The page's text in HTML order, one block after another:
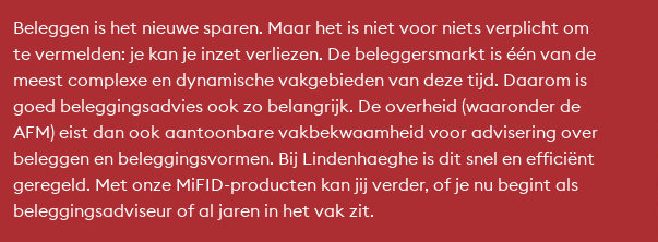
Beleggen is het nieuwe sparen. Maar het is niet voor niets verplicht om
te vermelden: je kan je inzet verliezen. De beleggersmarkt is één van de
meest complexe en dynamische vakgebieden van deze tijd. Daarom is
goed beleggingsadvies ook zo belangrijk. De overheid (waaronder de
AFM) eist dan ook aantoonbare vakbekwaamheid voor advisering over
beleggen en beleggingsvormen. Bij Lindenhaeghe is dit snel en efficiënt
geregeld. Met onze MiFID-producten kan jij verder, of je nu begint als
beleggingsadviseur of al jaren in het vak zit.